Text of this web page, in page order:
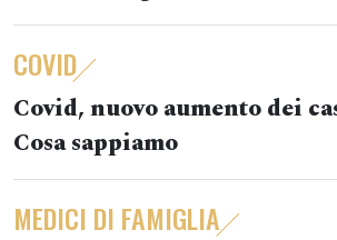
COVID
Covid, nuovo aumento dei
Cosa sappiamo
MEDICI DI FAMIGLIA